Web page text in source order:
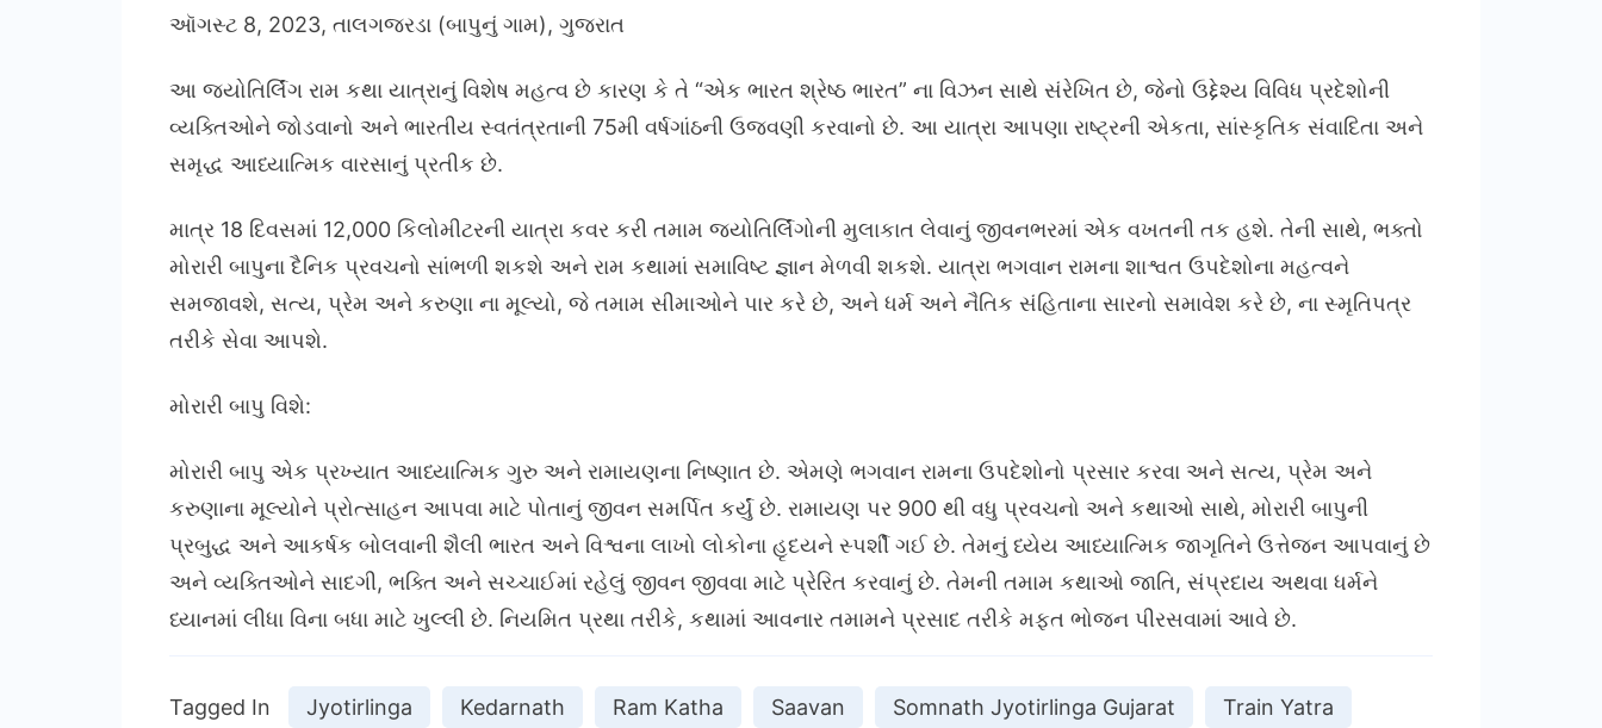
ઑગસ્ટ 8, 2023, તાલગજરડા (બાપુનું ગામ), ગુજરાત
આ જ્યોતિર્લિંગ રામ કથા યાત્રાનું વિશેષ મહત્વ છે કારણ કે તે “એક ભારત શ્રેષ્ઠ ભારત” ના વિઝન સાથે સંરેખિત છે, જેનો ઉદ્દેશ્ય વિવિધ પ્રદેશોની
વ્યક્તિઓને જોડવાનો અને ભારતીય સ્વતંત્રતાની 75મી વર્ષગાંઠની ઉજવણી કરવાનો છે. આ યાત્રા આપણા રાષ્ટ્રની એકતા, સાંસ્કૃતિક સંવાદિતા અને
સમૃદ્ધ આધ્યાત્મિક વારસાનું પ્રતીક છે.
માત્ર 18 દિવસમાં 12,000 કિલોમીટરની યાત્રા કવર કરી તમામ જ્યોતિર્લિંગોની મુલાકાત લેવાનું જીવનભરમાં એક વખતની તક હશે. તેની સાથે, ભક્તો
મોરારી બાપુના દૈનિક પ્રવચનો સાંભળી શકશે અને રામ કથામાં સમાવિષ્ટ જ્ઞાન મેળવી શકશે. યાત્રા ભગવાન રામના શાશ્વત ઉપદેશોના મહત્વને
સમજાવશે, સત્ય, પ્રેમ અને કરુણા ના મૂલ્યો, જે તમામ સીમાઓને પાર કરે છે, અને ધર્મ અને નૈતિક સંહિતાના સારનો સમાવેશ કરે છે, ના સ્મૃતિપત્ર
તરીકે સેવા આપશે.
મોરારી બાપુ વિશે:
મોરારી બાપુ એક પ્રખ્યાત આધ્યાત્મિક ગુરુ અને રામાયણના નિષ્ણાત છે. એમણે ભગવાન રામના ઉપદેશોનો પ્રસાર કરવા અને સત્ય, પ્રેમ અને
કરુણાના મૂલ્યોને પ્રોત્સાહન આપવા માટે પોતાનું જીવન સમર્પિત કર્યું છે. રામાયણ પર 900 થી વધુ પ્રવચનો અને કથાઓ સાથે, મોરારી બાપુની
પ્રબુદ્ધ અને આકર્ષક બોલવાની શૈલી ભારત અને વિશ્વના લાખો લોકોના હૃદયને સ્પર્શી ગઈ છે. તેમનું ધ્યેય આધ્યાત્મિક જાગૃતિને ઉત્તેજન આપવાનું છે
અને વ્યક્તિઓને સાદગી, ભક્તિ અને સચ્ચાઈમાં રહેલું જીવન જીવવા માટે પ્રેરિત કરવાનું છે. તેમની તમામ કથાઓ જાતિ, સંપ્રદાય અથવા ધર્મને
ધ્યાનમાં લીધા વિના બધા માટે ખુલ્લી છે. નિયમિત પ્રથા તરીકે, કથામાં આવનાર તમામને પ્રસાદ તરીકે મફત ભોજન પીરસવામાં આવે છે.
Tagged In Jyotirlinga Kedarnath Ram Katha Saavan Somnath Jyotirlinga Gujarat Train Yatra